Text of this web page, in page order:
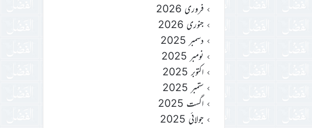
فروری 2026
جنوری 2026
دسمبر 2025
نومبر 2025
اکتوبر 2025
ستمبر 2025
اگست 2025
جولائی 2025